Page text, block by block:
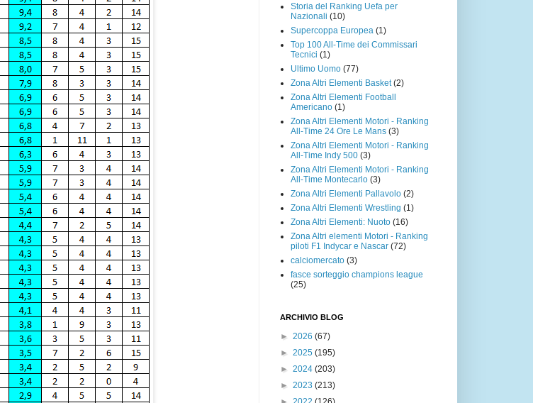
Storia del Ranking Uefa per
Nazionali (10)
Supercoppa Europea (1)
Top 100 All-Time dei Commissari
Tecnici (1)
Ultimo Uomo (77)
Zona Altri Elementi Basket (2)
Zona Altri Elementi Football
Americano (1)
Zona Altri Elementi Motori - Ranking
All-Time 24 Ore Le Mans (3)
Zona Altri Elementi Motori - Ranking
All-Time Indy 500 (3)
Zona Altri Elementi Motori - Ranking
All-Time Montecarlo (3)
Zona Altri Elementi Pallavolo (2)
Zona Altri Elementi Wrestling (1)
Zona Altri Elementi: Nuoto (16)
Zona Altri elementi Motori - Ranking
piloti F1 Indycar e Nascar (72)
calciomercato (3)
fasce sorteggio champions league
(25)
ARCHIVIO BLOG
► 2026 (67)
► 2025 (195)
► 2024 (203)
► 2023 (213)